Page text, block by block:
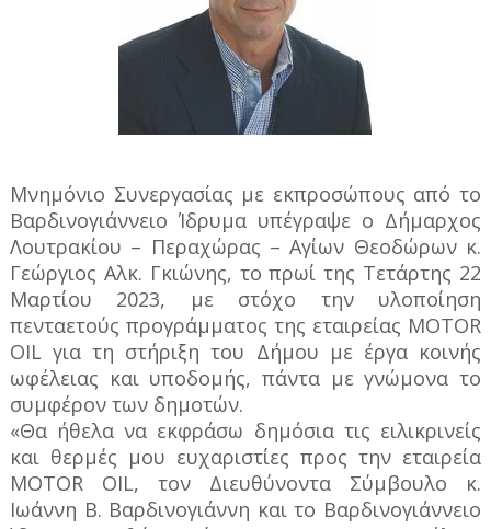
Μνημόνιο Συνεργασίας με εκπροσώπους από το
Βαρδινογιάννειο Ίδρυμα υπέγραψε ο Δήμαρχος
Λουτρακίου – Περαχώρας – Αγίων Θεοδώρων κ.
Γεώργιος Αλκ. Γκιώνης, το πρωί της Τετάρτης 22
Μαρτίου 2023, με στόχο την υλοποίηση
πενταετούς προγράμματος της εταιρείας MOTOR
OIL για τη στήριξη του Δήμου με έργα κοινής
ωφέλειας και υποδομής, πάντα με γνώμονα το
συμφέρον των δημοτών.
«Θα ήθελα να εκφράσω δημόσια τις ειλικρινείς
και θερμές μου ευχαριστίες προς την εταιρεία
MOTOR OIL, τον Διευθύνοντα Σύμβουλο κ.
Ιωάννη Β. Βαρδινογιάννη και το Βαρδινογιάννειο